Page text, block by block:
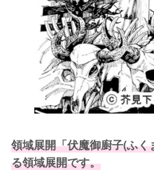
領域展開「伏魔御廚子(ふ
る領域展開です。